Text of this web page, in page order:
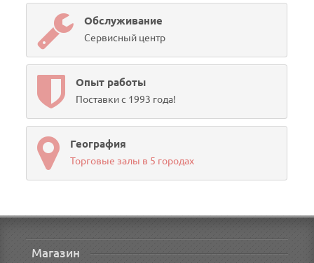
Обслуживание
Сервисный центр
Опыт работы
Поставки с 1993 года!
География
Торговые залы в 5 городах
Магазин